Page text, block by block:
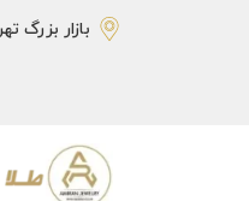
بازار بزرگ